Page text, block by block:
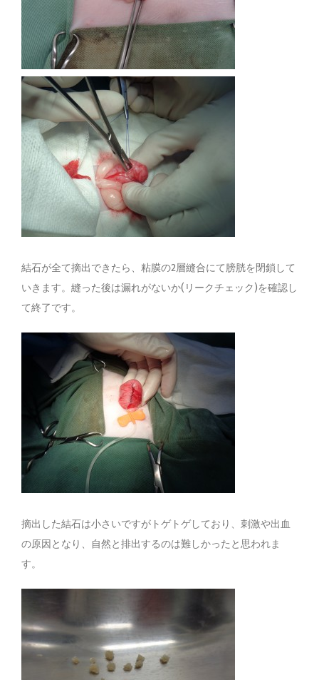
結石が全て摘出できたら、粘膜の2層縫合にて膀胱を閉鎖して
いきます。縫った後は漏れがないか(リークチェック)を確認し
て終了です。
摘出した結石は小さいですがトゲトゲしており、刺激や出血
の原因となり、自然と排出するのは難しかったと思われま
す。